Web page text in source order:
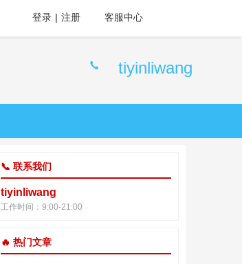
登录 | 注册 客服中心
tiyinliwang
📞 联系我们
tiyinliwang
工作时间：9:00-21:00
🔥 热门文章